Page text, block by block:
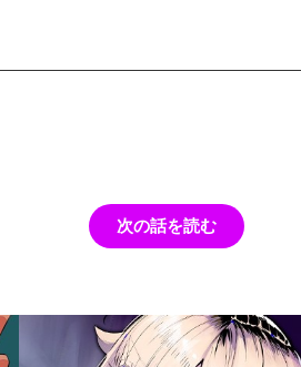
次の話を読む